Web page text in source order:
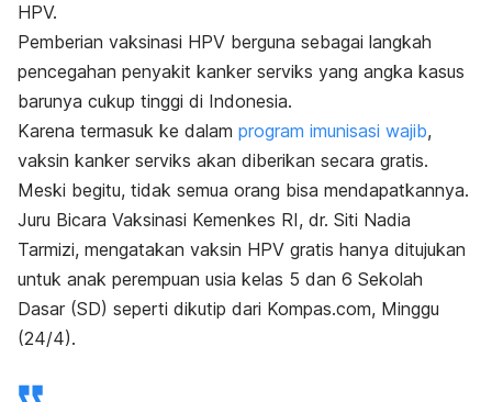
HPV.
Pemberian vaksinasi HPV berguna sebagai langkah
pencegahan penyakit kanker serviks yang angka kasus
barunya cukup tinggi di Indonesia.
Karena termasuk ke dalam program imunisasi wajib,
vaksin kanker serviks akan diberikan secara gratis.
Meski begitu, tidak semua orang bisa mendapatkannya.
Juru Bicara Vaksinasi Kemenkes RI, dr. Siti Nadia
Tarmizi, mengatakan vaksin HPV gratis hanya ditujukan
untuk anak perempuan usia kelas 5 dan 6 Sekolah
Dasar (SD) seperti dikutip dari Kompas.com, Minggu
(24/4).